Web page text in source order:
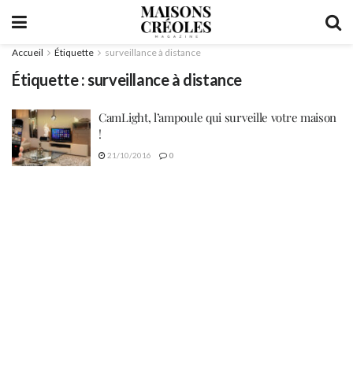
Accueil Étiquette surveillance à distance
Étiquette :surveillance à distance
CamLight, l’ampoule qui surveille votre maison
!
21/10/2016 0